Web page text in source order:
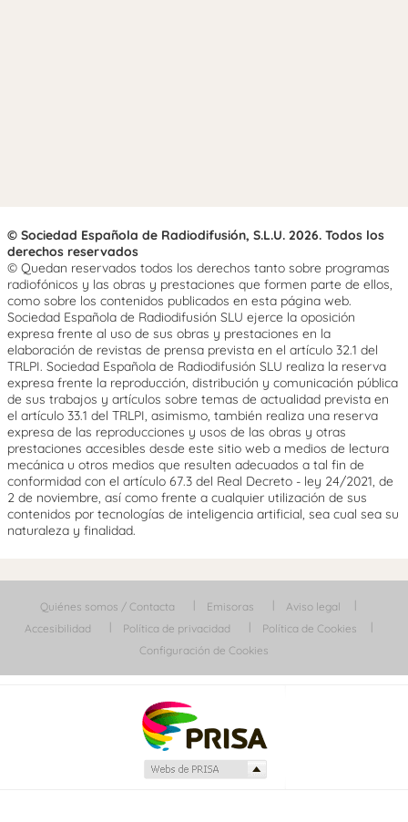
© Sociedad Española de Radiodifusión, S.L.U. 2026. Todos los
derechos reservados
© Quedan reservados todos los derechos tanto sobre programas
radiofónicos y las obras y prestaciones que formen parte de ellos,
como sobre los contenidos publicados en esta página web.
Sociedad Española de Radiodifusión SLU ejerce la oposición
expresa frente al uso de sus obras y prestaciones en la
elaboración de revistas de prensa prevista en el artículo 32.1 del
TRLPI. Sociedad Española de Radiodifusión SLU realiza la reserva
expresa frente la reproducción, distribución y comunicación pública
de sus trabajos y artículos sobre temas de actualidad prevista en
el artículo 33.1 del TRLPI, asimismo, también realiza una reserva
expresa de las reproducciones y usos de las obras y otras
prestaciones accesibles desde este sitio web a medios de lectura
mecánica u otros medios que resulten adecuados a tal fin de
conformidad con el artículo 67.3 del Real Decreto - ley 24/2021, de
2 de noviembre, así como frente a cualquier utilización de sus
contenidos por tecnologías de inteligencia artificial, sea cual sea su
naturaleza y finalidad.
Quiénes somos / Contacta Emisoras
Aviso legal
Accesibilidad
Política de privacidad
Política de Cookies
Configuración de Cookies